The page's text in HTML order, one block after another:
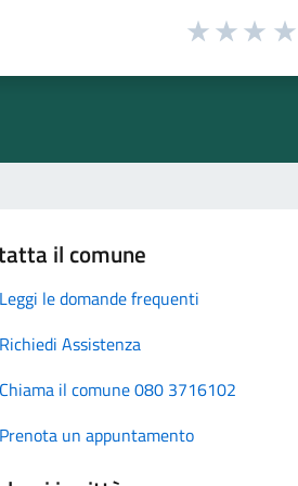
il comune
Leggi le domande frequenti
Richiedi Assistenza
Chiama il comune 080 3716102
Prenota un appuntamento